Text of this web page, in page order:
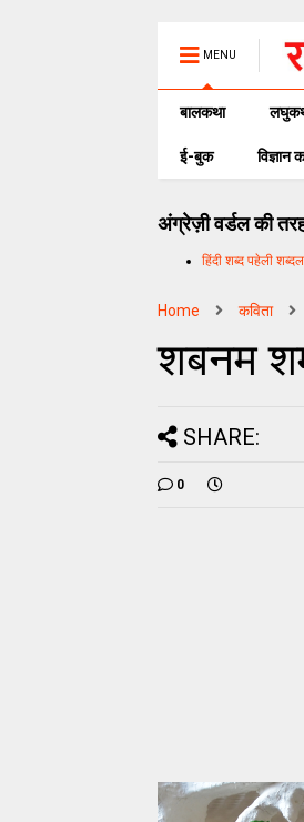
MENU
बालकथा
ई-बुक विज्ञान
अंग्रेज़ी वर्डल की
हिंदी शब्द पहेली
Home कविता
शबनम
SHARE:
0